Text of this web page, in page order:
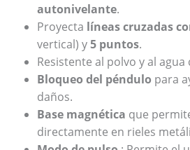
autonivelante.
Proyecta líneas cruzadas
vertical) y5 puntos.
Resistente al polvo y al agua
Bloqueo del péndulo para
daños.
Base magnética que
directamente en rieles